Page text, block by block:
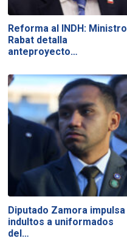
Reforma al INDH: Ministro
Rabat detalla
anteproyecto…
Diputado Zamora impulsa
indultos a uniformados
del…